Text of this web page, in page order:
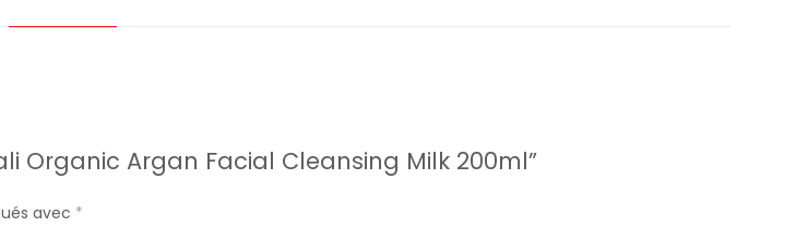
Organic Argan Facial Cleansing Milk 200ml”
avec *